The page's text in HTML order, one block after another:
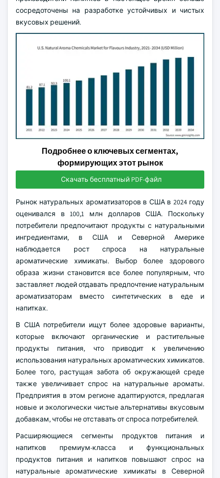
сосредоточены на разработке устойчивых и чистых
вкусовых решений.
Подробнее о ключевых сегментах,
формирующих этот рынок
Скачать бесплатный PDF-файл
Рынок натуральных ароматизаторов в США в 2024 году
оценивался в 100,1 млн долларов США. Поскольку
потребители предпочитают продукты с натуральными
ингредиентами, в США и Северной Америке
наблюдается рост спроса на натуральные
ароматические химикаты. Выбор более здорового
образа жизни становится все более популярным, что
заставляет людей отдавать предпочтение натуральным
ароматизаторам вместо синтетических в еде и
напитках.
В США потребители ищут более здоровые варианты,
которые включают органические и растительные
продукты питания, что приводит к увеличению
использования натуральных ароматических химикатов.
Более того, растущая забота об окружающей среде
также увеличивает спрос на натуральные ароматы.
Предприятия в этом регионе адаптируются, предлагая
новые и экологически чистые альтернативы вкусовым
добавкам, чтобы не отставать от спроса потребителей.
Расширяющиеся сегменты продуктов питания и
напитков премиум-класса и функциональных
продуктов питания и напитков повышают спрос на
натуральные ароматические химикаты в Северной